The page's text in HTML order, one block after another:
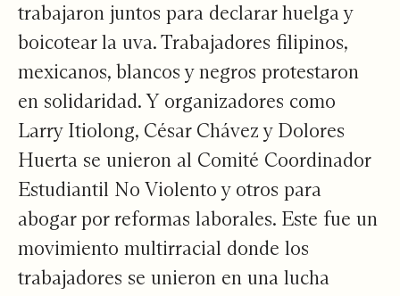
trabajaron juntos para declarar huelga y
boicotear la uva. Trabajadores filipinos,
mexicanos, blancos y negros protestaron
en solidaridad. Y organizadores como
Larry Itiolong, César Chávez y Dolores
Huerta se unieron al Comité Coordinador
Estudiantil No Violentoy otros para
abogar por reformas laborales. Este fue un
movimiento multirracial donde los
trabajadores se unieron en una lucha